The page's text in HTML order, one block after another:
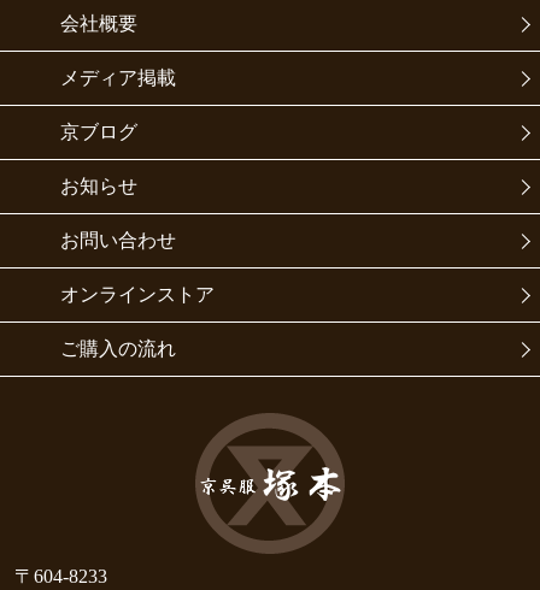
会社概要
メディア掲載
京ブログ
お知らせ
お問い合わせ
オンラインストア
ご購入の流れ
〒604-8233